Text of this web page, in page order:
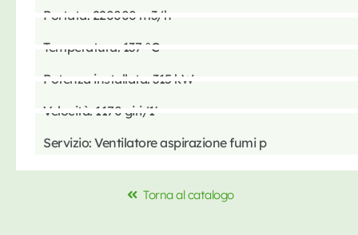
Portata: 220000 m3/h
Temperatura: 137 °C
Potenza installata: 315 kW
Velocità: 1170 giri/1'
Servizio: Ventilatore aspirazione fumi p
Torna al catalogo